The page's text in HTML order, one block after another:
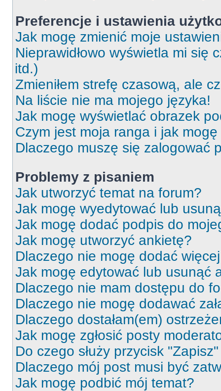
Preferencje i ustawienia
Jak mogę zmienić moje
Nieprawidłowo wyświetla mi się
itd.)
Zmieniłem strefę czasową, ale
Na liście nie ma mojego języka!
Jak mogę wyświetlać obrazek
Czym jest moja ranga i jak
Dlaczego muszę się zalogować
Problemy z pisaniem
Jak utworzyć temat na forum?
Jak mogę wyedytować lub
Jak mogę dodać podpis do
Jak mogę utworzyć ankietę?
Dlaczego nie mogę dodać
Jak mogę edytować lub usunąć
Dlaczego nie mam dostępu do
Dlaczego nie mogę dodawać
Dlaczego dostałam(em)
Jak mogę zgłosić posty
Do czego służy przycisk
Dlaczego mój post musi być
Jak mogę podbić mój temat?